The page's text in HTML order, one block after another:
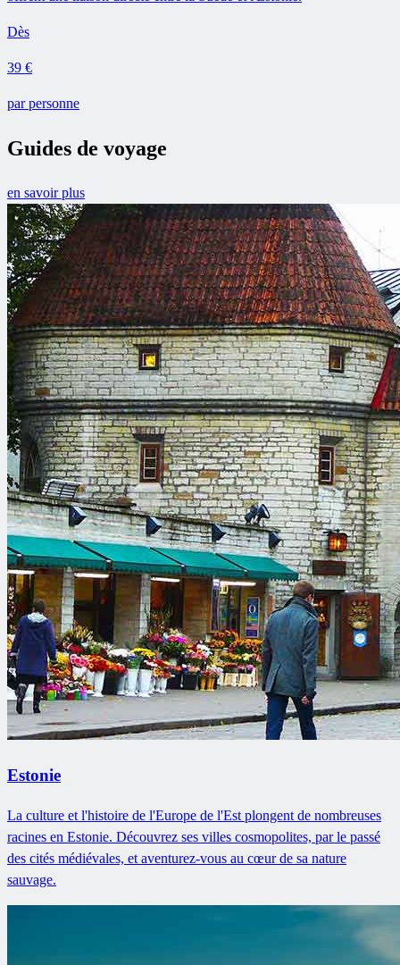
Dès
39 €
par personne
Guides de voyage
en savoir plus
Estonie
La culture et l'histoire de l'Europe de l'Est plongent de nombreuses
racines en Estonie. Découvrez ses villes cosmopolites, par le passé
des cités médiévales, et aventurez-vous au cœur de sa nature
sauvage.